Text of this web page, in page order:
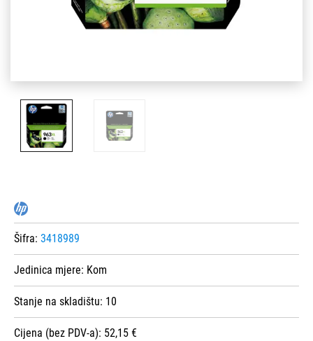
Šifra: 3418989
Jedinica mjere: Kom
Stanje na skladištu: 10
Cijena (bez PDV-a): 52,15 €